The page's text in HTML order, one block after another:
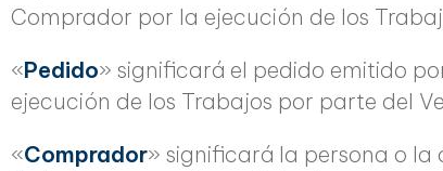
Comprador por la ejecución de los
«Pedido» significará el pedido emitido
ejecución de los Trabajos por parte del
«Comprador» significará la persona o la